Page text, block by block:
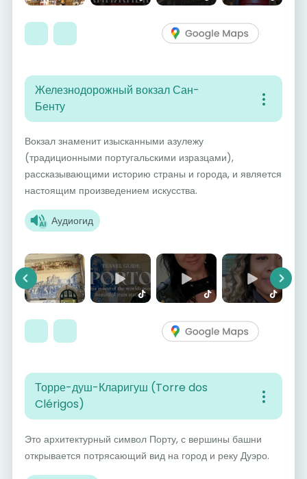
Железнодорожный вокзал Сан-
Бенту
Вокзал знаменит изысканными азулежу
(традиционными португальскими изразцами),
рассказывающими историю страны и города, и является
настоящим произведением искусства.
Аудиогид
Previous Next
Торре-душ-Кларигуш (Torre dos
Clérigos)
Это архитектурный символ Порту, с вершины башни
открывается потрясающий вид на город и реку Дуэро.